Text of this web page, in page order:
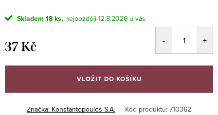
Skladem 18 ks 12.8.2026
37 Kč
cena:
VLOŽIT DO KOŠÍKU
Značka: Konstantopoulos S.A. Kód produktu: 710362